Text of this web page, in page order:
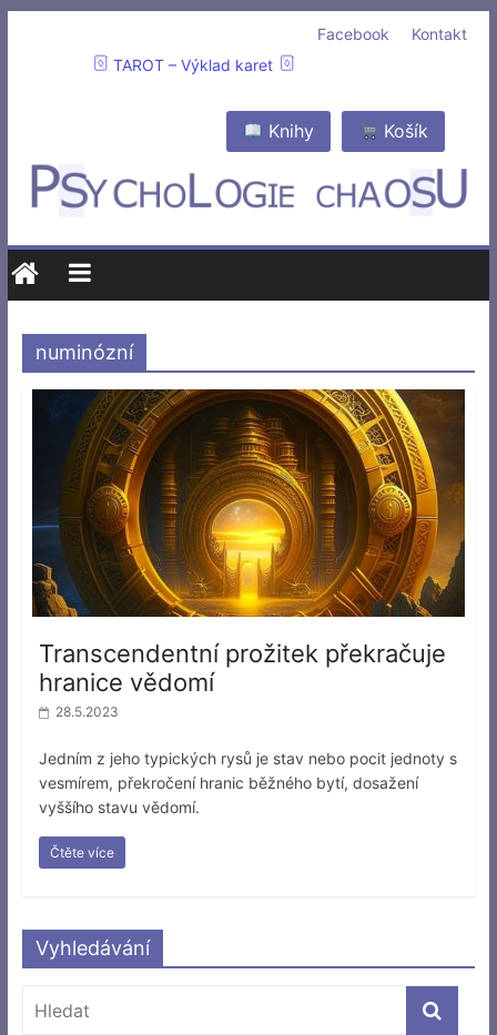
Kontakt
Facebook
TAROT – Výklad karet
Košík
Knihy
numinózní
Transcendentní prožitek překračuje
hranice vědomí
28.5.2023
Jedním z jeho typických rysů je stav nebo pocit jednoty s
vesmírem, překročení hranic běžného bytí, dosažení
vyššího stavu vědomí.
Čtěte více
Vyhledávání